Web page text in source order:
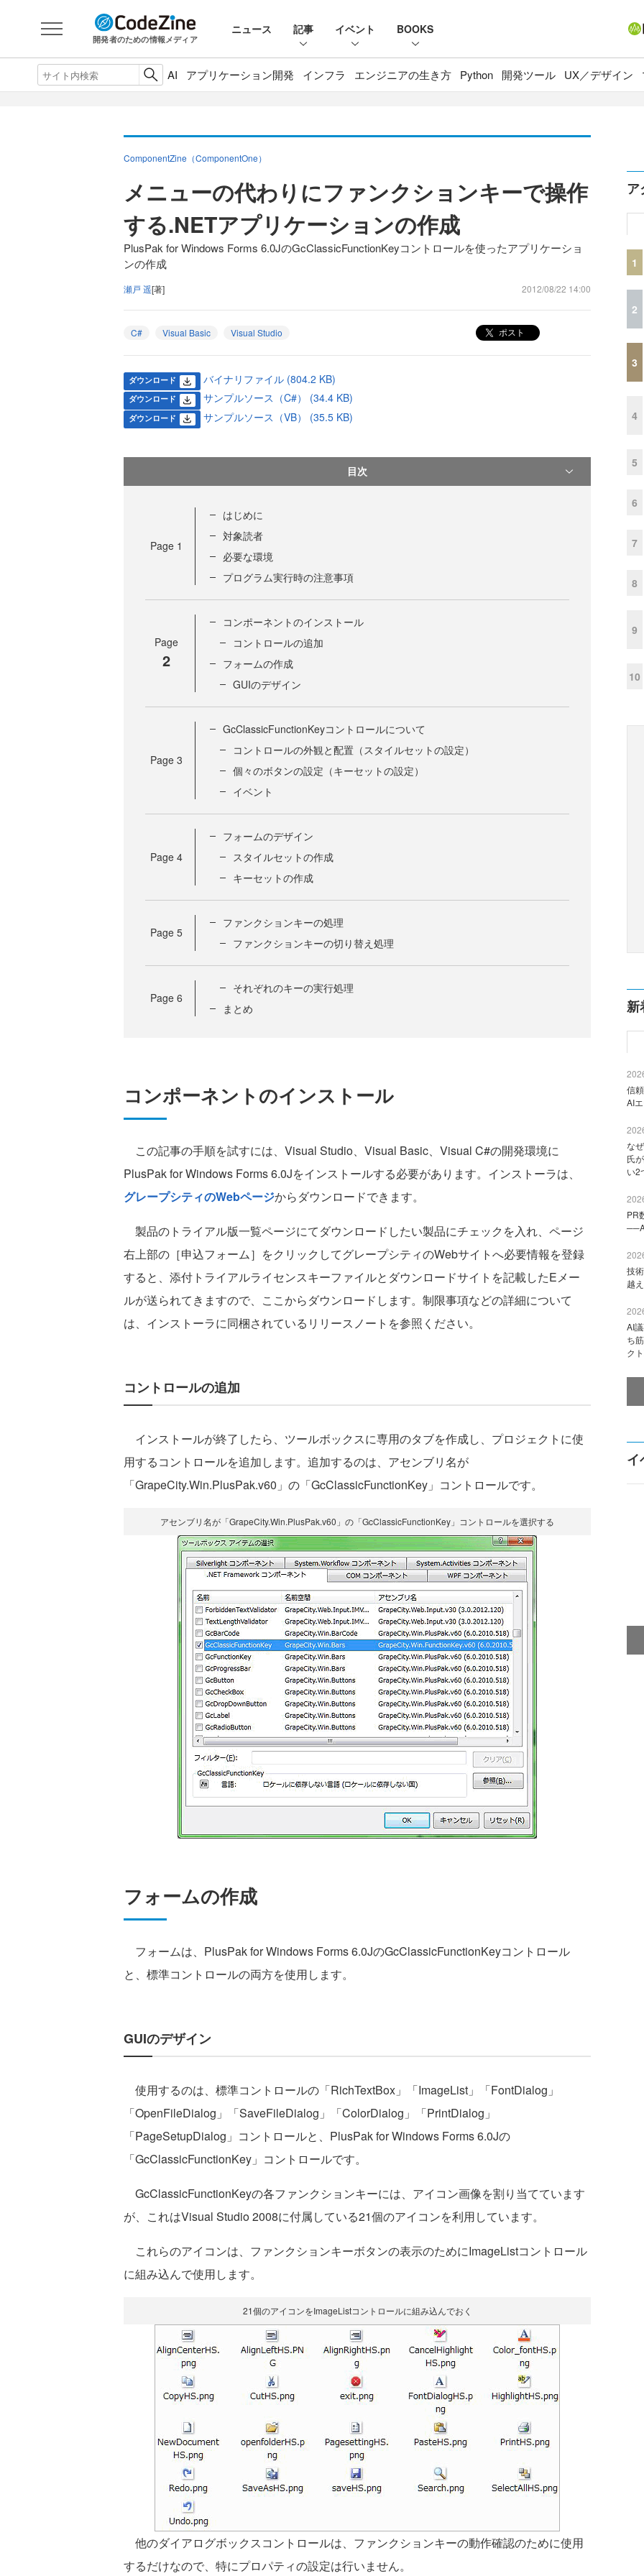
開発者のための情報メディア
ニュース 記事 イベント BOOKS
AI アプリケーション開発 インフラ エンジニアの生き方 Python 開発ツール UX／デザイン
ComponentZine（ComponentOne）
メニューの代わりにファンクションキーで操作
する.NETアプリケーションの作成
PlusPak for Windows Forms 6.0JのGcClassicFunctionKeyコントロールを使ったアプリケーショ
ンの作成
瀬戸 遥[著] 2012/08/22 14:00
C# Visual Basic Visual Studio ポスト
ダウンロード バイナリファイル (804.2 KB)
ダウンロード サンプルソース（C#） (34.4 KB)
ダウンロード サンプルソース（VB） (35.5 KB)
目次
Page 1
はじめに
対象読者
必要な環境
プログラム実行時の注意事項
Page
2
コンポーネントのインストール
コントロールの追加
フォームの作成
GUIのデザイン
Page 3
GcClassicFunctionKeyコントロールについて
コントロールの外観と配置（スタイルセットの設定）
個々のボタンの設定（キーセットの設定）
イベント
Page 4
フォームのデザイン
スタイルセットの作成
キーセットの作成
Page 5
ファンクションキーの処理
ファンクションキーの切り替え処理
Page 6
それぞれのキーの実行処理
まとめ
コンポーネントのインストール
この記事の手順を試すには、Visual Studio、Visual Basic、Visual C#の開発環境に
PlusPak for Windows Forms 6.0Jをインストールする必要があります。インストーラは、
グレープシティのWebページからダウンロードできます。
製品のトライアル版一覧ページにてダウンロードしたい製品にチェックを入れ、ページ
右上部の［申込フォーム］をクリックしてグレープシティのWebサイトへ必要情報を登録
すると、添付トライアルライセンスキーファイルとダウンロードサイトを記載したEメー
ルが送られてきますので、ここからダウンロードします。制限事項などの詳細について
は、インストーラに同梱されているリリースノートを参照ください。
コントロールの追加
インストールが終了したら、ツールボックスに専用のタブを作成し、プロジェクトに使
用するコントロールを追加します。追加するのは、アセンブリ名が
「GrapeCity.Win.PlusPak.v60」の「GcClassicFunctionKey」コントロールです。
アセンブリ名が「GrapeCity.Win.PlusPak.v60」の「GcClassicFunctionKey」コントロールを選択する
フォームの作成
フォームは、PlusPak for Windows Forms 6.0JのGcClassicFunctionKeyコントロール
と、標準コントロールの両方を使用します。
GUIのデザイン
使用するのは、標準コントロールの「RichTextBox」「ImageList」「FontDialog」
「OpenFileDialog」「SaveFileDialog」「ColorDialog」「PrintDialog」
「PageSetupDialog」コントロールと、PlusPak for Windows Forms 6.0Jの
「GcClassicFunctionKey」コントロールです。
GcClassicFunctionKeyの各ファンクションキーには、アイコン画像を割り当てています
が、これはVisual Studio 2008に付属している21個のアイコンを利用しています。
これらのアイコンは、ファンクションキーボタンの表示のためにImageListコントロール
に組み込んで使用します。
21個のアイコンをImageListコントロールに組み込んでおく
他のダイアログボックスコントロールは、ファンクションキーの動作確認のために使用
するだけなので、特にプロパティの設定は行いません。
ア
1
2
3
4
5
6
7
8
9
10
新
信
AI
な
氏
い2
PR
技
越
AI
ち
ク
イ